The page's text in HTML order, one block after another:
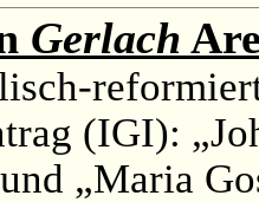
Gerlach
(IGI):
„Maria